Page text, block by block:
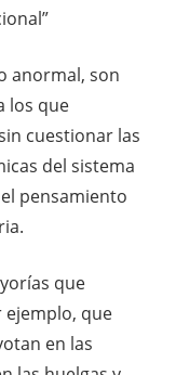
anormal, son
los que
cuestionar las
del sistema
pensamiento
que
ejemplo, que
en las